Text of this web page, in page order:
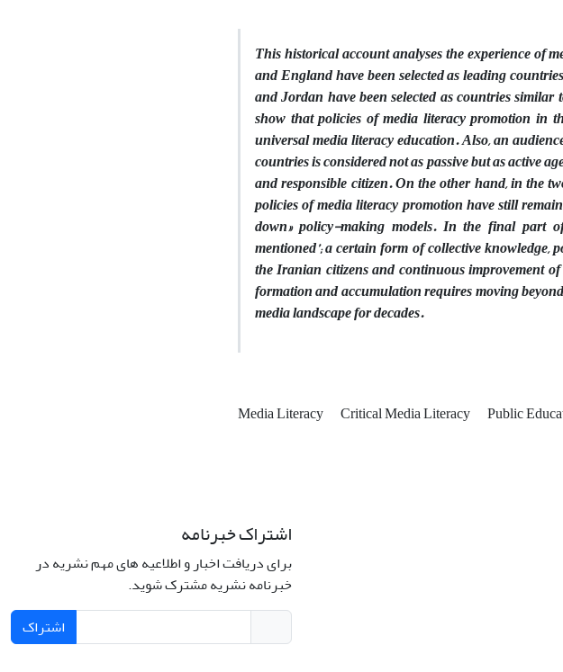
This historical account analyses the experience of
and Englandhave been selected as leading
and Jordan have been selected as countries
show that policies of media literacy promotion in
universal media literacy education. Also, an
countries is considered not as passive but as active
and responsible citizen. On the other hand, in the
policies of media literacy promotion have still
down» policy-making models. In the final part
mentioned’; a certain form of collective
the Iranian citizens and continuous improvement
formation and accumulation requires moving
media landscape for decades.
Media Literacy Critical Media Literacy Public
اشتراک خبرنامه
برای دریافت اخبار و اطلاعیه های مهم نشریه در
خبرنامه نشریه مشترک شوید.
اشتراک